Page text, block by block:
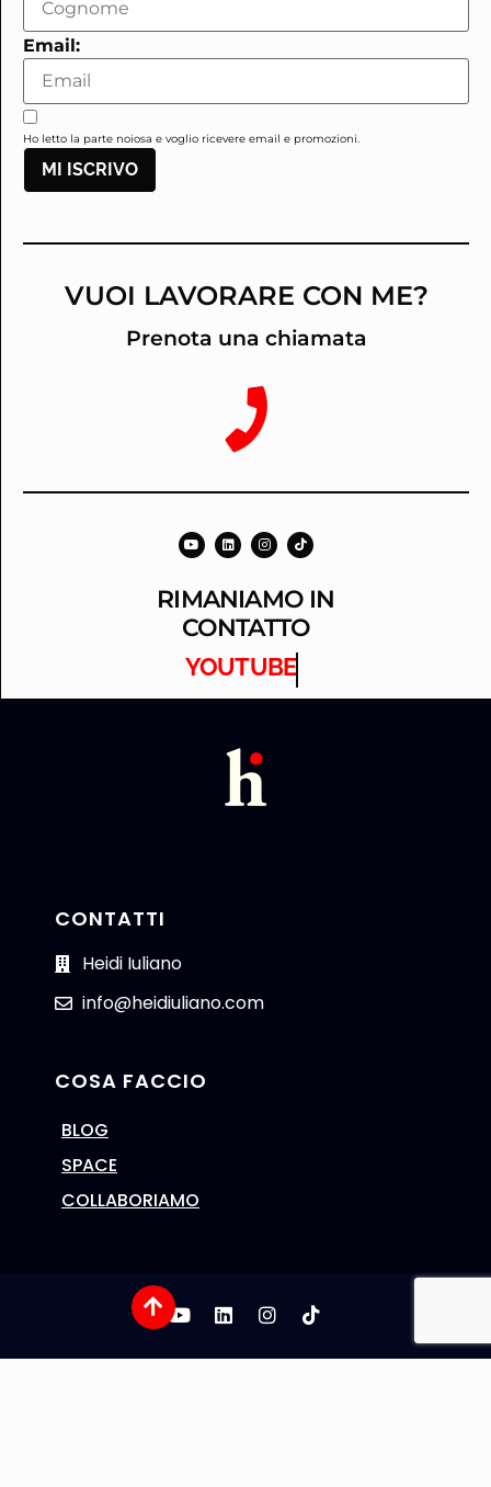
Email:
Ho letto la parte noiosa e voglio ricevere email e promozioni.
MI ISCRIVO
VUOI LAVORARE CON ME?
Prenota una chiamata
RIMANIAMO IN
CONTATTO
YOUTUBE
CONTATTI
Heidi Iuliano
info@heidiuliano.com
COSA FACCIO
BLOG
SPACE
COLLABORIAMO